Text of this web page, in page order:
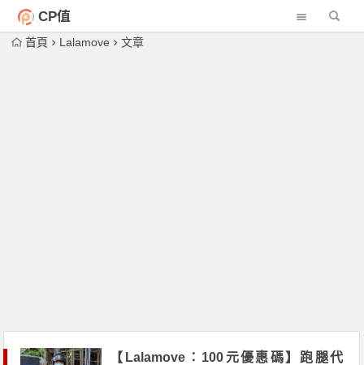
CP值
首頁 Lalamove 文章
【Lalamove：100元優惠碼】跑腿代